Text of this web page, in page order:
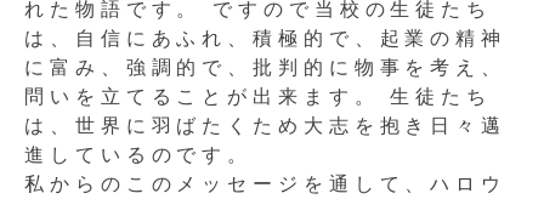
れた物語です。 ですので当校の生徒たち
は、自信にあふれ、積極的で、起業の精神
に富み、強調的で、批判的に物事を考え、
問いを立てることが出来ます。 生徒たち
は、世界に羽ばたくため大志を抱き日々邁
進しているのです。
私からのこのメッセージを通して、ハロウ